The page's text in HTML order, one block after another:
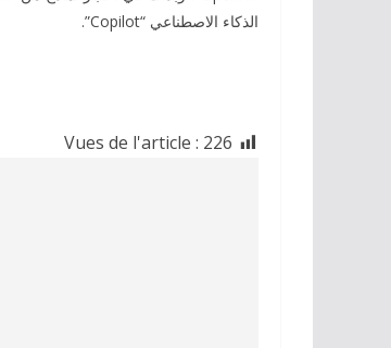
الذكاء الاصطناعي “Copilot”.
Vues de l'article : 226